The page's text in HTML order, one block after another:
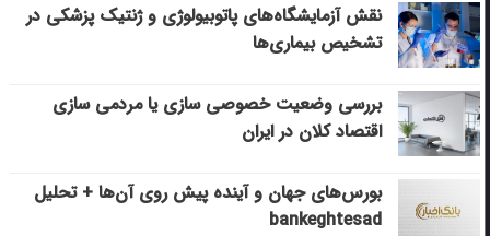
نقش آزمایشگاه‌های پاتوبیولوژی و ژنتیک پزشکی در
تشخیص بیماری‌ها
بررسی وضعیت خصوصی سازی یا مردمی سازی
اقتصاد کلان در ایران
بورس‌های جهان و آینده پیش روی آن‌ها + تحلیل
bankeghtesad